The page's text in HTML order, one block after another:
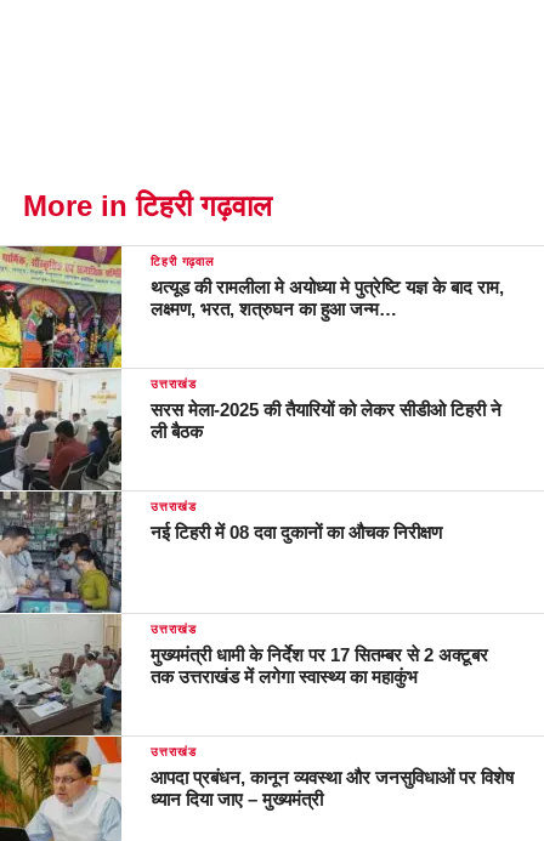
More in टिहरी गढ़वाल
टिहरी गढ़वाल
थत्यूड की रामलीला मे अयोध्या मे पुत्रेष्टि यज्ञ के बाद राम,
लक्ष्मण, भरत, शत्रुघन का हुआ जन्म…
उत्तराखंड
सरस मेला-2025 की तैयारियों को लेकर सीडीओ टिहरी ने
ली बैठक
उत्तराखंड
नई टिहरी में 08 दवा दुकानों का औचक निरीक्षण
उत्तराखंड
मुख्यमंत्री धामी के निर्देश पर 17 सितम्बर से 2 अक्टूबर
तक उत्तराखंड में लगेगा स्वास्थ्य का महाकुंभ
उत्तराखंड
आपदा प्रबंधन, कानून व्यवस्था और जनसुविधाओं पर विशेष
ध्यान दिया जाए – मुख्यमंत्री